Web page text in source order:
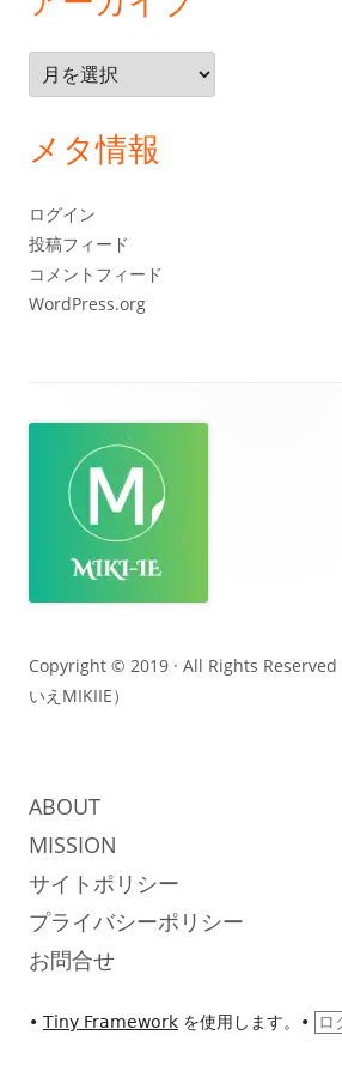
ー
イ
メタ情報
ログイン
投稿フィード
コメントフィード
WordPress.org
テ
ン
Copyright © 2019 · All Rights Reserved
いえMIKIIE）
ABOUT
MISSION
サイトポリシー
プライバシーポリシー
お問合せ
• Tiny Framework を使用します。 • ロ